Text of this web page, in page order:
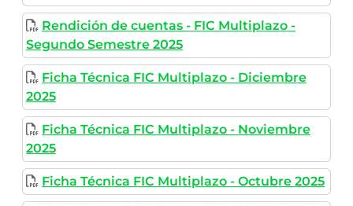
Rendición de cuentas - FIC Multiplazo -
Segundo Semestre 2025
Ficha Técnica FIC Multiplazo - Diciembre
2025
Ficha Técnica FIC Multiplazo - Noviembre
2025
Ficha Técnica FIC Multiplazo - Octubre 2025